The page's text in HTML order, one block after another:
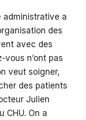
administrative a
des
avec des
n’ont pas
veut soigner,
des patients
Julien
CHU. On a